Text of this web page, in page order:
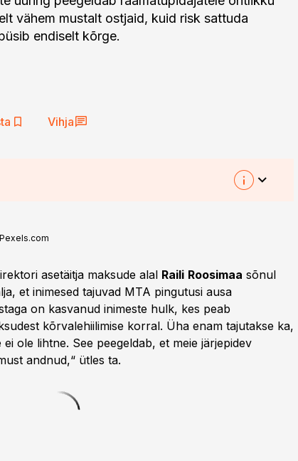
vähem mustalt ostjaid, kuid risk sattuda
endiselt kõrge.
Vihja
Pexels.com
asetäitja maksude alal Raili Roosimaa sõnul
et inimesed tajuvad MTA pingutusi ausa
on kasvanud inimeste hulk, kes peab
kõrvalehiilimise korral. Üha enam tajutakse ka,
ole lihtne. See peegeldab, et meie järjepidev
andnud,“ ütles ta.